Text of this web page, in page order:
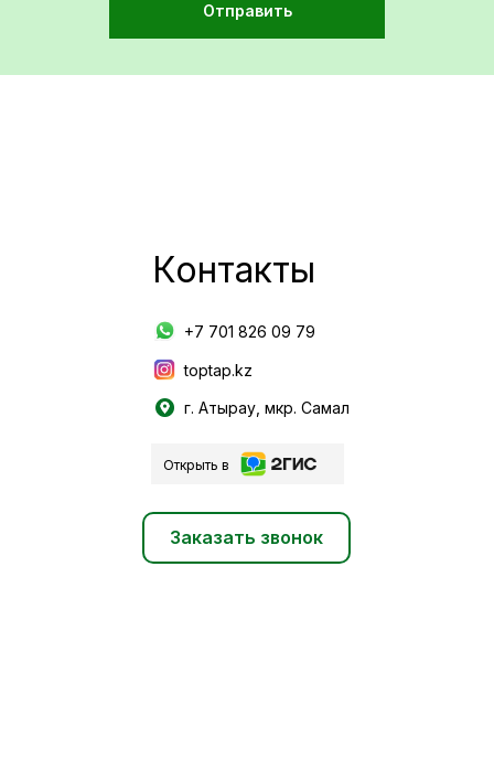
Отправить
Контакты
Заказать звонок
Открыть в
+7 701 826 09 79
toptap.kz
г. Атырау, мкр. Самал